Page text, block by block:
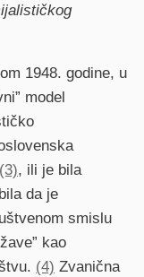
1948. godine, u
model
(3), ili je bila
da je
smislu
kao
(4) Zvanična